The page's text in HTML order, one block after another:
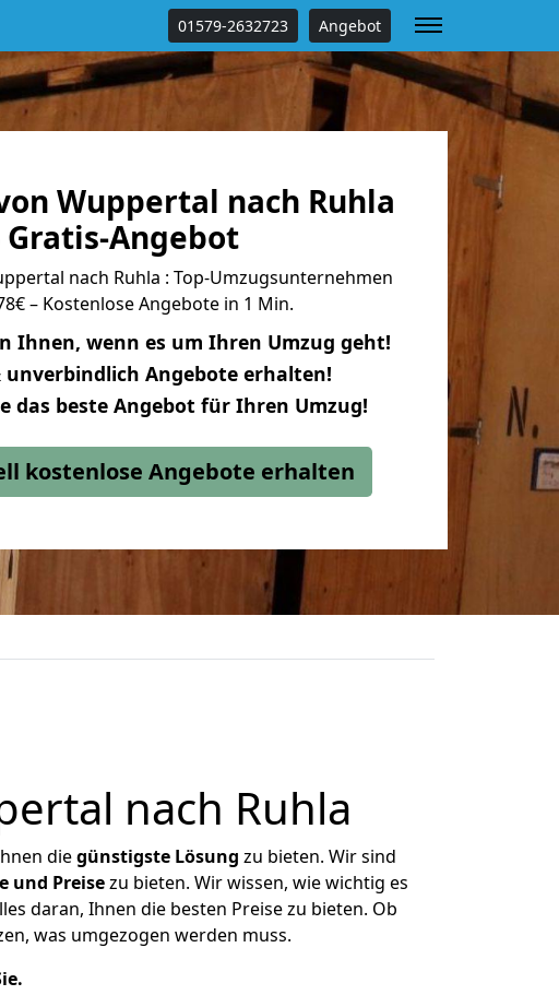
01579-2632723 Angebot
Wuppertal nach Ruhla
Gratis-Angebot
nach Ruhla : Top-Umzugsunternehmen
– Kostenlose Angebote in 1 Min.
Ihnen, wenn es um Ihren Umzug geht!
unverbindlich Angebote erhalten!
das beste Angebot für Ihren Umzug!
kostenlose Angebote erhalten
nach Ruhla
diegünstigste Lösung zu bieten. Wir sind
und Preisezu bieten. Wir wissen, wie wichtig es
daran, Ihnen die besten Preise zu bieten. Ob
was umgezogen werden muss.